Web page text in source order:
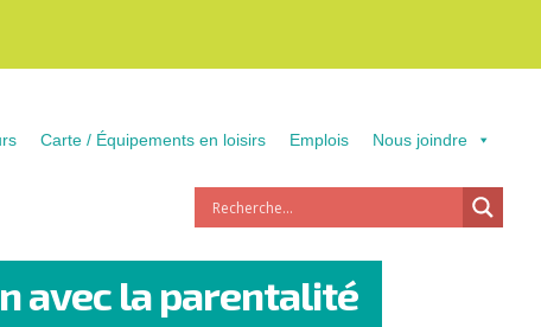
Carte / Équipements en loisirs Emplois Nous joindre
avec la parentalité